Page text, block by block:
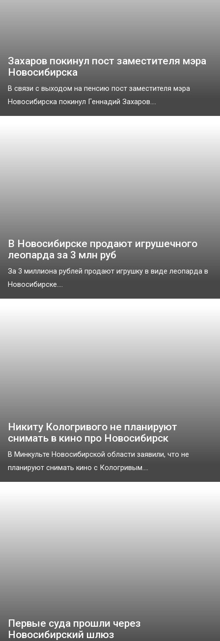
Захаров покинул пост заместителя мэра
Новосибирска
В связи с выходом на пенсию пост заместителя мэра
Новосибирска покинул Геннадий Захаров....
В Новосибирске продают игрушечного
леопарда за 3 млн руб
За 3 миллиона рублей продают игрушку в виде леопарда в
Новосибирске....
Никиту Кологривого не планируют
снимать в кино про Новосибирск
В Минкульте Новосибирской области заявили, что не
планируют снимать кино с Кологривым....
Первые суда прошли через
Новосибирский шлюз